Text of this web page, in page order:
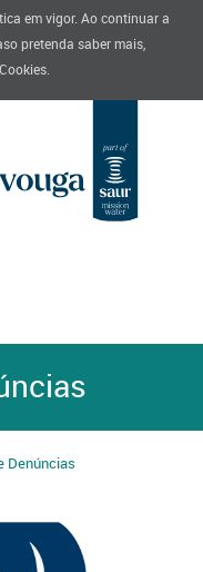
em vigor. Ao continuar a
pretenda saber mais,
.
Denúncias